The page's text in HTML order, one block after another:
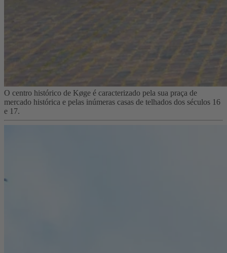
O centro histórico de Køge é caracterizado pela sua praça de
mercado histórica e pelas inúmeras casas de telhados dos séculos 16
e 17.